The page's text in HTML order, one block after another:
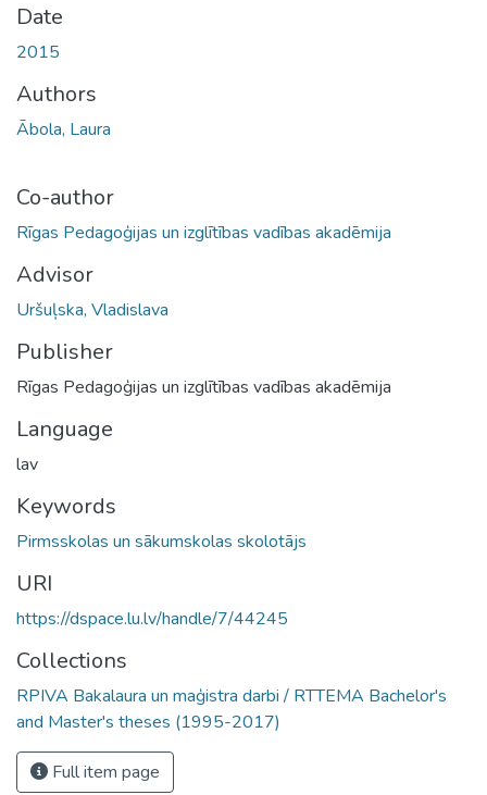
Date
2015
Authors
Ābola, Laura
Co-author
Rīgas Pedagoģijas un izglītības vadības akadēmija
Advisor
Uršuļska, Vladislava
Publisher
Rīgas Pedagoģijas un izglītības vadības akadēmija
Language
lav
Keywords
Pirmsskolas un sākumskolas skolotājs
URI
https://dspace.lu.lv/handle/7/44245
Collections
RPIVA Bakalaura un maģistra darbi / RTTEMA Bachelor's
and Master's theses (1995-2017)
Full item page